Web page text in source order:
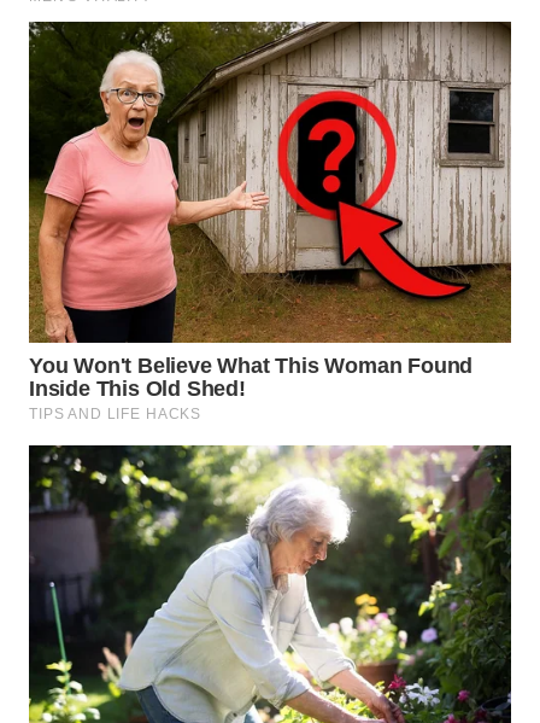
TENGAH
WN DELI
SERDANG
WN
TEBING
TINGGI
WN
PAKPAK
WN
KARAWANG
WN
BEKASI
WN
BOGOR
WN
DEPOK